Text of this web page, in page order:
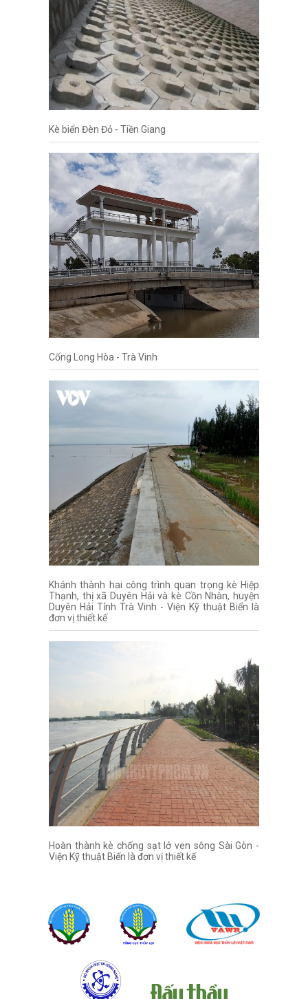
Kè biển Đèn Đỏ - Tiền Giang
Cống Long Hòa - Trà Vinh
Khánh thành hai công trình quan trọng kè Hiệp
Thạnh, thị xã Duyên Hải và kè Cồn Nhàn, huyện
Duyên Hải Tỉnh Trà Vinh - Viện Kỹ thuật Biển là
đơn vị thiết kế
Hoàn thành kè chống sạt lở ven sông Sài Gòn -
Viện Kỹ thuật Biển là đơn vị thiết kế